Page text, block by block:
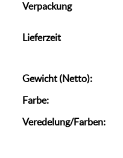
Verpackung
Lieferzeit
Gewicht (Netto):
Farbe:
Veredelung/Farben: